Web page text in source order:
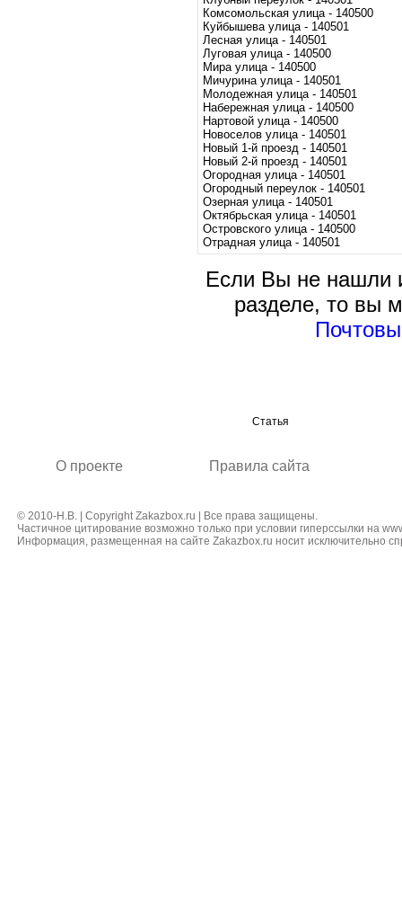
Комсомольская улица - 140500
Куйбышева улица - 140501
Лесная улица - 140501
Луговая улица - 140500
Мира улица - 140500
Мичурина улица - 140501
Молодежная улица - 140501
Набережная улица - 140500
Нартовой улица - 140500
Новоселов улица - 140501
Новый 1-й проезд - 140501
Новый 2-й проезд - 140501
Огородная улица - 140501
Огородный переулок - 140501
Озерная улица - 140501
Октябрьская улица - 140501
Островского улица - 140500
Отрадная улица - 140501
Если Вы не нашли
разделе, то вы
Статья
О проекте Правила сайта
© 2010-Н.В. | Copyright Zakazbox.ru | Все права защищены.
Частичное цитирование возможно только при условии гиперссылки на
Информация, размещенная на сайте Zakazbox.ru носит исключительно